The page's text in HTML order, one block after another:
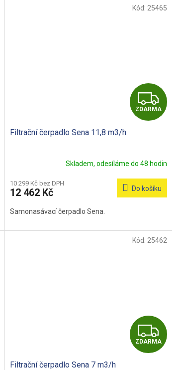
Z
D
R
M
A
ZDARMA
Filtrační čerpadlo Sena 11,8 m3/h
Skladem, odesíláme do 48 hodin
10 299 Kč bez DPH
12 462 Kč Do košíku
Samonasávací čerpadlo Sena.
Kód: 25465
Z
D
ZDARMA
Filtrační čerpadlo Sena 7 m3/h
Kód: 25462